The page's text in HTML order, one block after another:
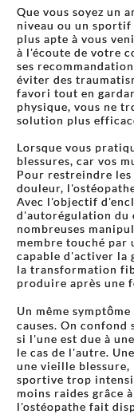
Que vous soyez un
niveau ou un sportif
plus apte à vous
à l'écoute de votre
ses
éviter des
favori tout en
physique, vous ne
solution plus
Lorsque vous
blessures, car vos
Pour restreindre
douleur,
Avec l'objectif
d'autorégulation du
nombreuses
membre touché par
capable d'activer la
la transformation
produire après une
Un même
causes. On
si l'une est due à
le cas de l'autre.
une vieille
sportive trop
moins raides grâce
l'ostéopathe fait